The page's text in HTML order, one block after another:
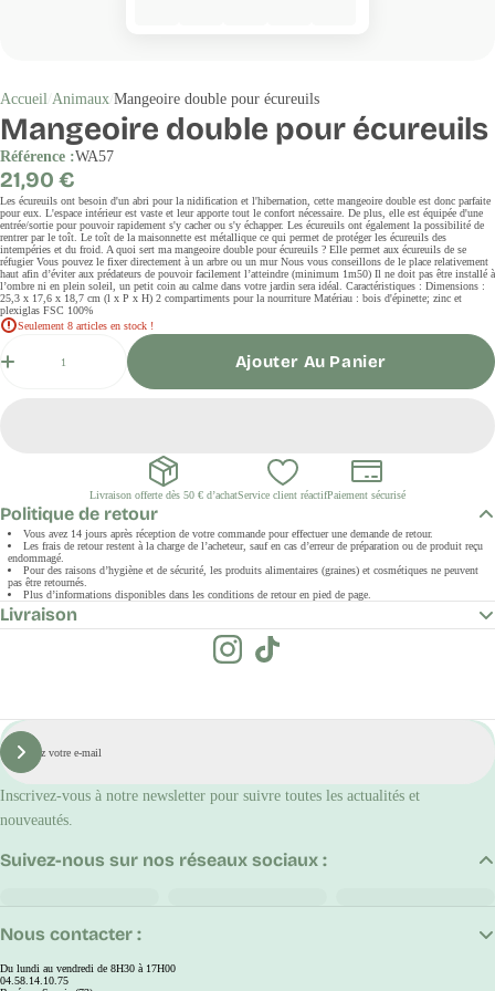
Accueil Animaux Mangeoire double pour écureuils
Mangeoire double pour écureuils
Référence :WA57
Prix
régulier
21,90 €
Les écureuils ont besoin d'un abri pour la nidification et l'hibernation, cette mangeoire double est donc parfaite
pour eux. L'espace intérieur est vaste et leur apporte tout le confort nécessaire. De plus, elle est équipée d'une
entrée/sortie pour pouvoir rapidement s'y cacher ou s'y échapper. Les écureuils ont également la possibilité de
rentrer par le toît. Le toît de la maisonnette est métallique ce qui permet de protéger les écureuils des
intempéries et du froid. A quoi sert ma mangeoire double pour écureuils ? Elle permet aux écureuils de se
réfugier Vous pouvez le fixer directement à un arbre ou un mur Nous vous conseillons de le place relativement
haut afin d’éviter aux prédateurs de pouvoir facilement l’atteindre (minimum 1m50) Il ne doit pas être installé à
l’ombre ni en plein soleil, un petit coin au calme dans votre jardin sera idéal. Caractéristiques : Dimensions :
25,3 x 17,6 x 18,7 cm (l x P x H) 2 compartiments pour la nourriture Matériau : bois d'épinette; zinc et
plexiglas FSC 100%
Seulement 8 articles en stock !
Ajouter Au Panier
Livraison offerte dès 50 € d’achatService client réactifPaiement sécurisé
Politique de retour
Vous avez 14 jours après réception de votre commande pour effectuer une demande de retour.
Les frais de retour restent à la charge de l’acheteur, sauf en cas d’erreur de préparation ou de produit reçu
endommagé.
Pour des raisons d’hygiène et de sécurité, les produits alimentaires (graines) et cosmétiques ne peuvent
pas être retournés.
Plus d’informations disponibles dans les conditions de retour en pied de page.
Livraison
E-
mail
S'inscrire
Inscrivez-vous à notre newsletter pour suivre toutes les actualités et
nouveautés.
Nous contacter :
Du lundi au vendredi de 8H30 à 17H00
04.58.14.10.75
Suivez-nous sur nos réseaux sociaux :